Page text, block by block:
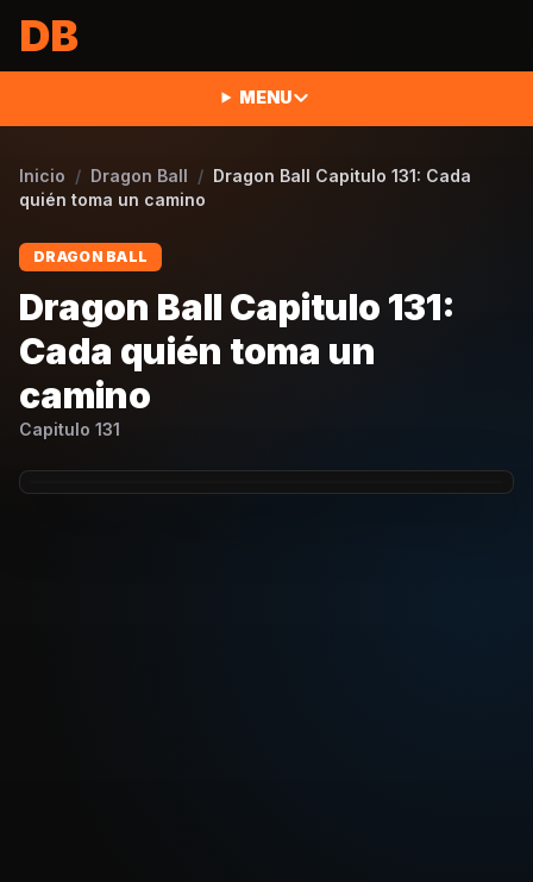
DB
MENU
Inicio / Dragon Ball / Dragon Ball Capitulo 131: Cada
quién toma un camino
DRAGON BALL
Dragon Ball Capitulo 131:
Cada quién toma un
camino
Capitulo 131